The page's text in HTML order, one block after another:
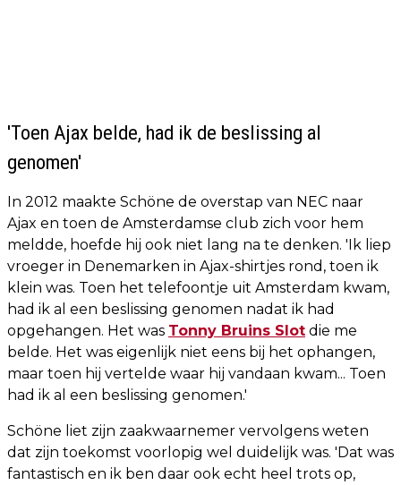
'Toen Ajax belde, had ik de beslissing al
genomen'
In 2012 maakte Schöne de overstap van NEC naar
Ajax en toen de Amsterdamse club zich voor hem
meldde, hoefde hij ook niet lang na te denken. 'Ik liep
vroeger in Denemarken in Ajax-shirtjes rond, toen ik
klein was. Toen het telefoontje uit Amsterdam kwam,
had ik al een beslissing genomen nadat ik had
opgehangen. Het was Tonny Bruins Slot die me
belde. Het was eigenlijk niet eens bij het ophangen,
maar toen hij vertelde waar hij vandaan kwam... Toen
had ik al een beslissing genomen.'
Schöne liet zijn zaakwaarnemer vervolgens weten
dat zijn toekomst voorlopig wel duidelijk was. 'Dat was
fantastisch en ik ben daar ook echt heel trots op,